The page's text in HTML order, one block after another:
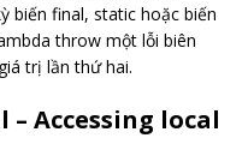
biến final, static hoặc biến
throw một lỗi biên
trị lần thứ hai.
– Accessing local